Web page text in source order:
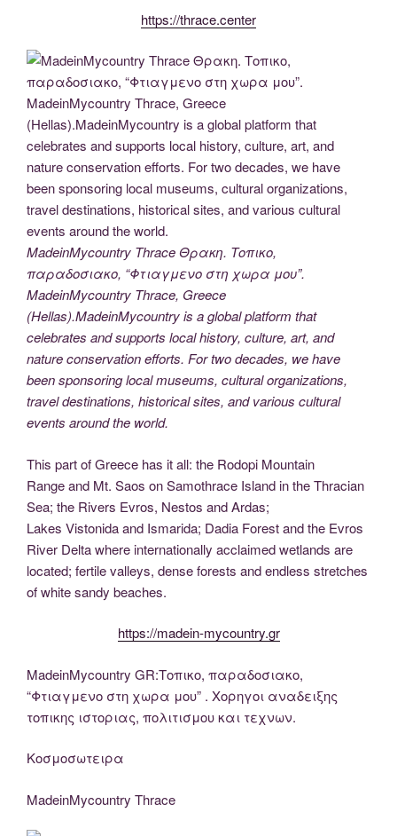
https://thrace.center
MadeinMycountry Thrace Θρακη. Τοπικο,
παραδοσιακο, “Φτιαγμενο στη χωρα μου”.
MadeinMycountry Thrace, Greece
(Hellas).MadeinMycountry is a global platform that
celebrates and supports local history, culture, art, and
nature conservation efforts. For two decades, we have
been sponsoring local museums, cultural organizations,
travel destinations, historical sites, and various cultural
events around the world.
This part of Greece has it all: the Rodopi Mountain
Range and Mt. Saos on Samothrace Island in the Thracian
Sea; the Rivers Evros, Nestos and Ardas;
Lakes Vistonida and Ismarida; Dadia Forest and the Evros
River Delta where internationally acclaimed wetlands are
located; fertile valleys, dense forests and endless stretches
of white sandy beaches.
https://madein-mycountry.gr
MadeinMycountry GR:Τοπικο, παραδοσιακο,
“Φτιαγμενο στη χωρα μου” . Χορηγοι αναδειξης
τοπικης ιστοριας, πολιτισμου και τεχνων.
Κοσμοσωτειρα
MadeinMycountry Thrace